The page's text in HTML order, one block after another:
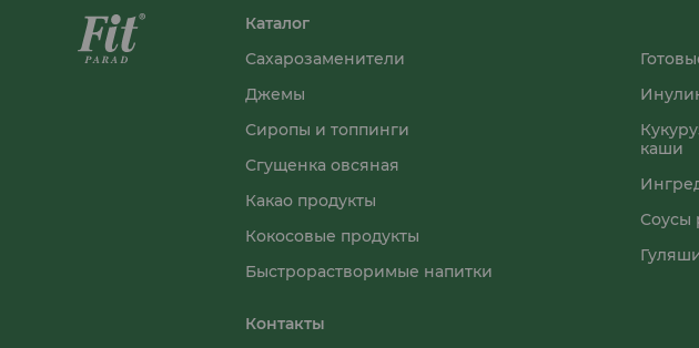
Каталог
Сахарозаменители
Джемы
Сиропы и топпинги
Сгущенка овсяная
Какао продукты
Кокосовые продукты
Быстрорастворимые напитки
каши
Соусы
Контакты